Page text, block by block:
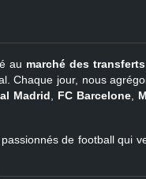
au marché des
Chaque jour, nous
Madrid FC Barcelone,
de football qui